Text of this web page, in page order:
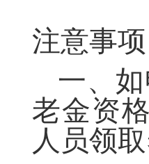
注意事项
一、
老金资
人员领